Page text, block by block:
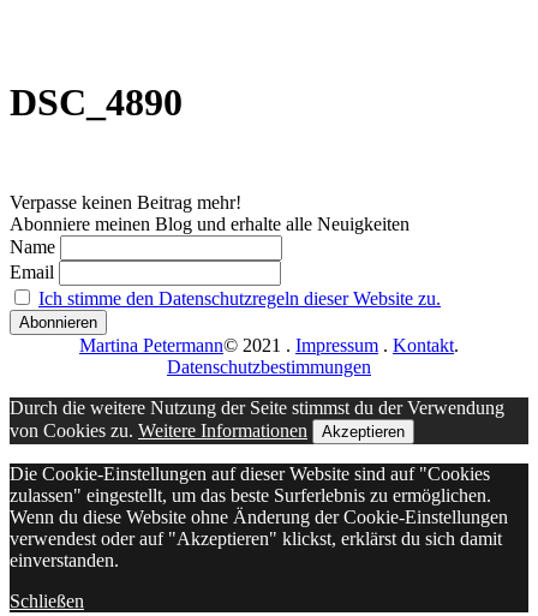
DSC_4890
Verpasse keinen Beitrag mehr!
Abonniere meinen Blog und erhalte alle Neuigkeiten
Name
Email
Ich stimme den Datenschutzregeln dieser Website zu.
Martina Petermann© 2021 . Impressum . Kontakt.
Datenschutzbestimmungen
Durch die weitere Nutzung der Seite stimmst du der Verwendung
von Cookies zu. Weitere Informationen Akzeptieren
Die Cookie-Einstellungen auf dieser Website sind auf "Cookies
zulassen" eingestellt, um das beste Surferlebnis zu ermöglichen.
Wenn du diese Website ohne Änderung der Cookie-Einstellungen
verwendest oder auf "Akzeptieren" klickst, erklärst du sich damit
einverstanden.
Schließen